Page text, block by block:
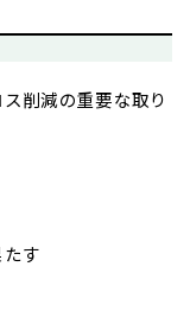
削減の重要な取り
す